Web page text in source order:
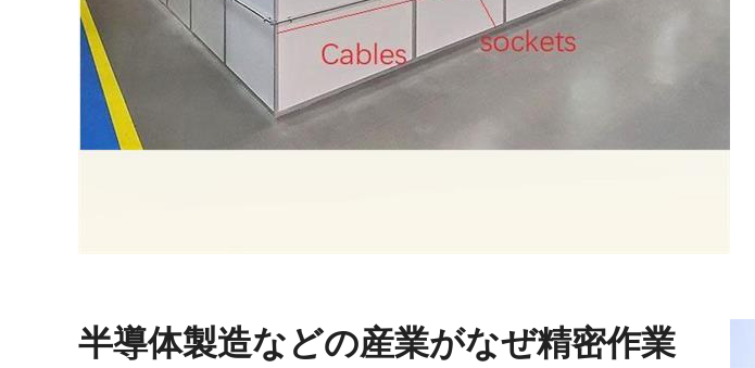
半導体製造などの産業がなぜ精密作業